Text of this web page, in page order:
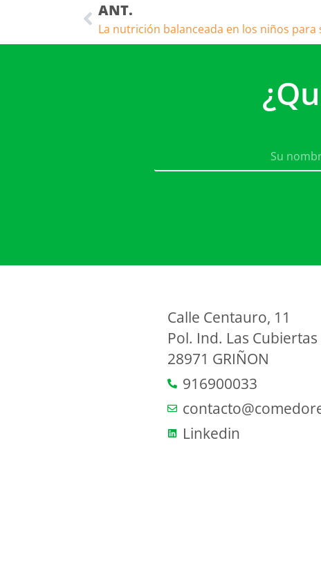
ANT.
Calle Centauro, 11
Pol. Ind. Las Cubiertas
28971 GRIÑON
916900033
Linkedin